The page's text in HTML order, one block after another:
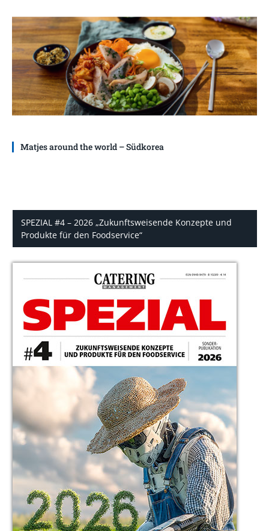
Matjes around the world – Südkorea
SPEZIAL #4 – 2026 „Zukunftsweisende Konzepte und
Produkte für den Foodservice“